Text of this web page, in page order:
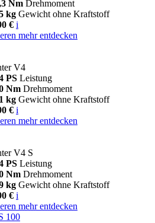
Nm Drehmoment
kg Gewicht ohne Kraftstoff
€ i
mehr entdecken
V4
PS Leistung
Nm Drehmoment
kg Gewicht ohne Kraftstoff
€ i
mehr entdecken
V4 S
PS Leistung
Nm Drehmoment
kg Gewicht ohne Kraftstoff
€ i
mehr entdecken
100